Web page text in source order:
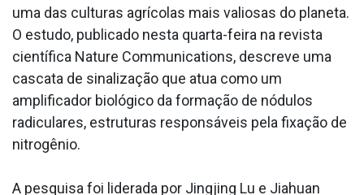
uma das culturas agrícolas mais valiosas do planeta.
O estudo, publicado nesta quarta-feira na revista
científica Nature Communications, descreve uma
cascata de sinalização que atua como um
amplificador biológico da formação de nódulos
radiculares, estruturas responsáveis pela fixação de
nitrogênio.
A pesquisa foi liderada por Jingjing Lu e Jiahuan